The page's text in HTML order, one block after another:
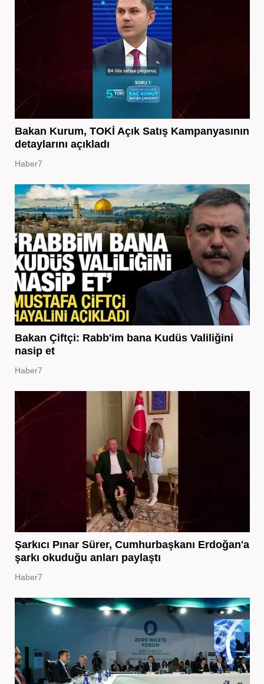
Bakan Kurum, TOKİ Açık Satış Kampanyasının
detaylarını açıkladı
Haber7
Bakan Çiftçi: Rabb'im bana Kudüs Valiliğini
nasip et
Haber7
Şarkıcı Pınar Sürer, Cumhurbaşkanı Erdoğan'a
şarkı okuduğu anları paylaştı
Haber7